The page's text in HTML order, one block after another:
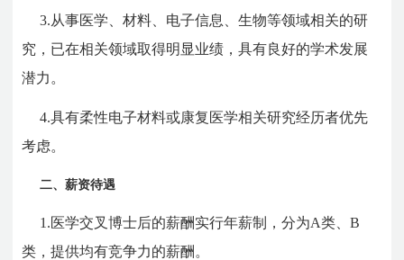
3.从事医学、材料、电子信息、生物等领域相关的研
究，已在相关领域取得明显业绩，具有良好的学术发展
潜力。
4.具有柔性电子材料或康复医学相关研究经历者优先
考虑。
二、薪资待遇
1.医学交叉博士后的薪酬实行年薪制，分为A类、B
类，提供均有竞争力的薪酬。